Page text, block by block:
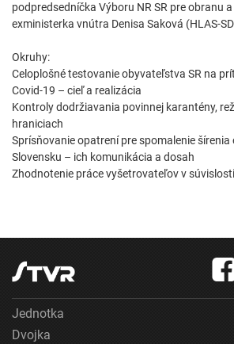
podpredsedníčka Výboru NR SR pre obranu
exministerka vnútra Denisa Saková (HLAS-
Okruhy:
Celoplošné testovanie obyvateľstva SR na
Covid-19 – cieľ a realizácia
Kontroly dodržiavania povinnej karantény,
hraniciach
Sprísňovanie opatrení pre spomalenie šírenia
Slovensku – ich komunikácia a dosah
Zhodnotenie práce vyšetrovateľov v
Jednotka
Dvojka